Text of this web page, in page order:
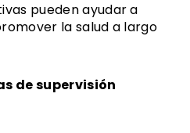
pueden ayudar a
la salud a largo
de supervisión